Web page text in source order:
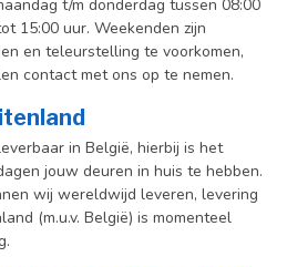
t/m donderdag tussen 08:00
15:00 uur. Weekenden zijn
en teleurstelling te voorkomen,
contact met ons op te nemen.
in België, hierbij is het
jouw deuren in huis te hebben.
wij wereldwijd leveren, levering
(m.u.v. België) is momenteel